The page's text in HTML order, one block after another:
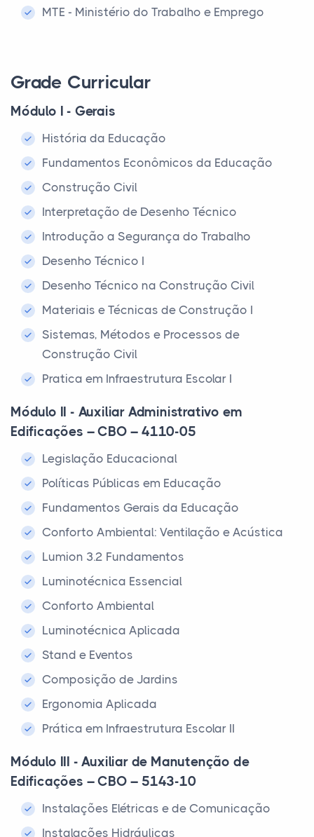
MTE - Ministério do Trabalho e Emprego
Grade Curricular
Módulo I - Gerais
História da Educação
Fundamentos Econômicos da Educação
Construção Civil
Interpretação de Desenho Técnico
Introdução a Segurança do Trabalho
Desenho Técnico I
Desenho Técnico na Construção Civil
Materiais e Técnicas de Construção I
Sistemas, Métodos e Processos de
Construção Civil
Pratica em Infraestrutura Escolar I
Módulo II - Auxiliar Administrativo em
Edificações – CBO – 4110-05
Legislação Educacional
Políticas Públicas em Educação
Fundamentos Gerais da Educação
Conforto Ambiental: Ventilação e Acústica
Lumion 3.2 Fundamentos
Luminotécnica Essencial
Conforto Ambiental
Luminotécnica Aplicada
Stand e Eventos
Composição de Jardins
Ergonomia Aplicada
Prática em Infraestrutura Escolar II
Módulo III - Auxiliar de Manutenção de
Edificações – CBO – 5143-10
Instalações Elétricas e de Comunicação
Instalações Hidráulicas